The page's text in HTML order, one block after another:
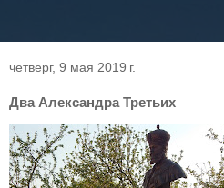
четверг, 9 мая 2019 г.
Два Александра Третьих